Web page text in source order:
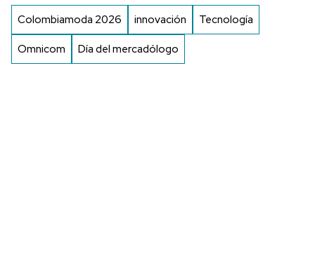
Colombiamoda 2026 innovación Tecnología
Omnicom Día del mercadólogo